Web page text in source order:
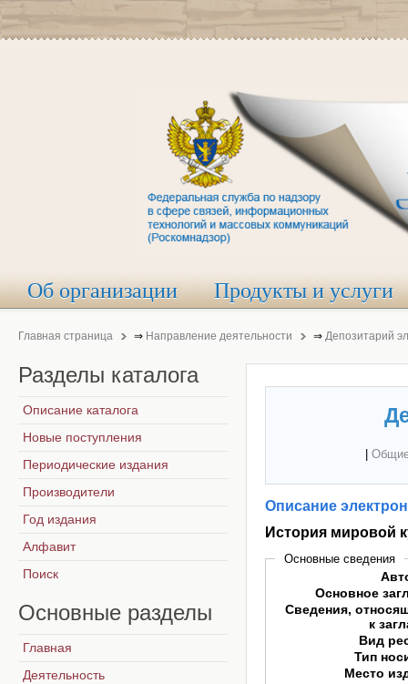
Об организации Продукты и услуги
Главная страница ⇒ Направление деятельности ⇒ Депозитарий
Описание
История мировой
Основные сведения
Основное
Сведения,
к
Вид
Тип
Место
Разделы каталога
Описание каталога
Новые поступления
Периодические издания
Производители
Год издания
Алфавит
Поиск
Основные разделы
Главная
Деятельность